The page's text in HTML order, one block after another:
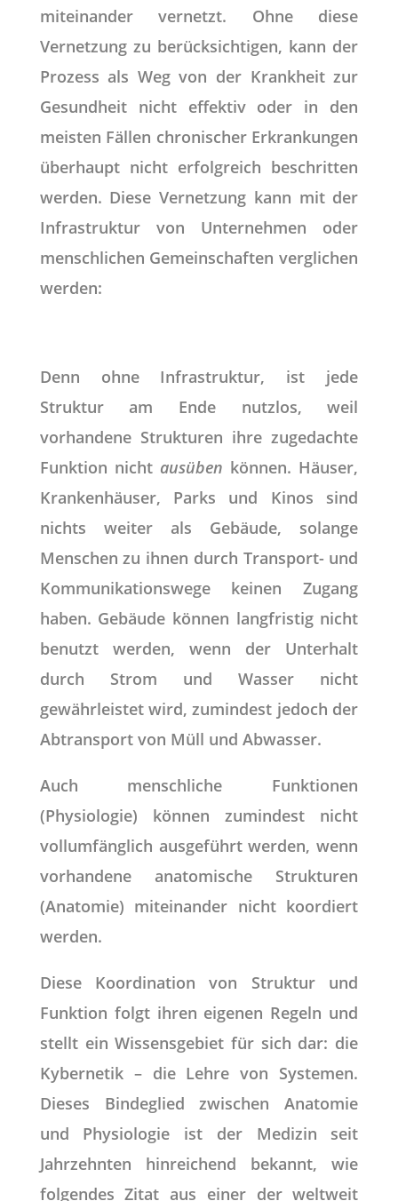
miteinander vernetzt. Ohne diese
Vernetzung zu berücksichtigen, kann der
Prozess als Weg von der Krankheit zur
Gesundheit nicht effektiv oder in den
meisten Fällen chronischer Erkrankungen
überhaupt nicht erfolgreich beschritten
werden. Diese Vernetzung kann mit der
Infrastruktur von Unternehmen oder
menschlichen Gemeinschaften verglichen
werden:
Denn ohne Infrastruktur, ist jede
Struktur am Ende nutzlos, weil
vorhandene Strukturen ihre zugedachte
Funktion nicht ausüben können. Häuser,
Krankenhäuser, Parks und Kinos sind
nichts weiter als Gebäude, solange
Menschen zu ihnen durch Transport- und
Kommunikationswege keinen Zugang
haben. Gebäude können langfristig nicht
benutzt werden, wenn der Unterhalt
durch Strom und Wasser nicht
gewährleistet wird, zumindest jedoch der
Abtransport von Müll und Abwasser.
Auch menschliche Funktionen
(Physiologie) können zumindest nicht
vollumfänglich ausgeführt werden, wenn
vorhandene anatomische Strukturen
(Anatomie) miteinander nicht koordiert
werden.
Diese Koordination von Struktur und
Funktion folgt ihren eigenen Regeln und
stellt ein Wissensgebiet für sich dar: die
Kybernetik – die Lehre von Systemen.
Dieses Bindeglied zwischen Anatomie
und Physiologie ist der Medizin seit
Jahrzehnten hinreichend bekannt, wie
folgendes Zitat aus einer der weltweit